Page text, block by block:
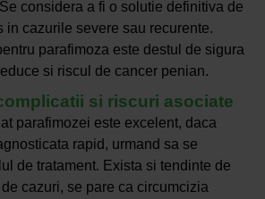
considera a fi o solutie definitiva de
in cazurile severe sau recurente.
parafimoza este destul de sigura
si riscul de cancer penian.
si riscuri asociate
parafimozei este excelent, daca
rapid, urmand sa se
de tratament. Exista si tendinte de
cazuri, se pare ca circumcizia